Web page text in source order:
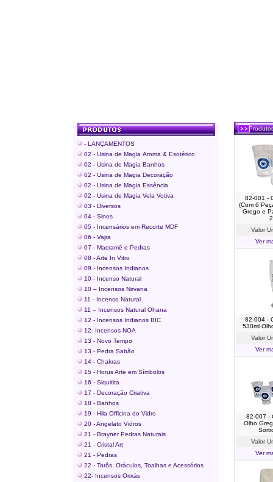
- LANÇAMENTOS
02 - Usina de Magia Aroma & Esotérico
02 - Usina de Magia Banhos
02 - Usina de Magia Decoração
02 - Usina de Magia Essência
02 - Usina de Magia Vela Votiva
03 - Diversos
04 - Sinos
05 - Incensários em Recorte MDF
06 - Vajra
07 - Macramê e Pedras
08 - Arte In Vitro
09 - Incensos Indianos
10 - Incenso Natural
10 – Incensos Nirvana
11 - Incenso Natural
11 – Incensos Natural Ohana
12 - Incensos Indianos BIC
12- Incensos NOA
13 - Novo Tempo
13 - Pedra Sabão
14 - Chakras
15 - Horus Arte em Símbolos
16 - Siquitita
17 - Decoração Criativa
18 - Banhos
19 - Hila Officina do Vidro
20 - Angelato Vidros
21 - Brayner Pedras Naturais
21 - Cristal Art
21 - Pedras
22 - Tarôs, Oráculos, Toalhas e Acessórios
22- Incensos Orixás
Produtos >
82-001 -
(Com 6
Grego e
Valor
Ver
82-004 -
530ml
Valor
Ver
82-007 -
Olho
Valor
Ver